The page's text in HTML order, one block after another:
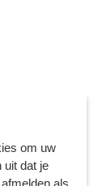
om uw
uit dat je
als